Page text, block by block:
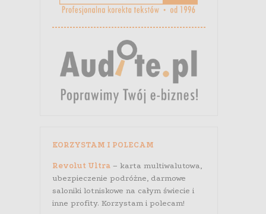
KORZYSTAM I POLECAM
Revolut Ultra– karta multiwalutowa,
ubezpieczenie podróżne, darmowe
saloniki lotniskowe na całym świecie i
inne profity. Korzystam i polecam!